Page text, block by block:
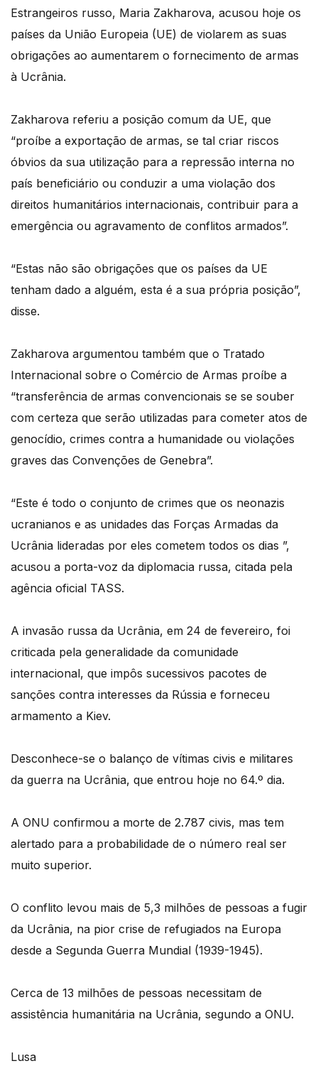
Estrangeiros russo, Maria Zakharova, acusou hoje os
países da União Europeia (UE) de violarem as suas
obrigações ao aumentarem o fornecimento de armas
à Ucrânia.
Zakharova referiu a posição comum da UE, que
“proíbe a exportação de armas, se tal criar riscos
óbvios da sua utilização para a repressão interna no
país beneficiário ou conduzir a uma violação dos
direitos humanitários internacionais, contribuir para a
emergência ou agravamento de conflitos armados”.
“Estas não são obrigações que os países da UE
tenham dado a alguém, esta é a sua própria posição”,
disse.
Zakharova argumentou também que o Tratado
Internacional sobre o Comércio de Armas proíbe a
“transferência de armas convencionais se se souber
com certeza que serão utilizadas para cometer atos de
genocídio, crimes contra a humanidade ou violações
graves das Convenções de Genebra”.
“Este é todo o conjunto de crimes que os neonazis
ucranianos e as unidades das Forças Armadas da
Ucrânia lideradas por eles cometem todos os dias ”,
acusou a porta-voz da diplomacia russa, citada pela
agência oficial TASS.
A invasão russa da Ucrânia, em 24 de fevereiro, foi
criticada pela generalidade da comunidade
internacional, que impôs sucessivos pacotes de
sanções contra interesses da Rússia e forneceu
armamento a Kiev.
Desconhece-se o balanço de vítimas civis e militares
da guerra na Ucrânia, que entrou hoje no 64.º dia.
A ONU confirmou a morte de 2.787 civis, mas tem
alertado para a probabilidade de o número real ser
muito superior.
O conflito levou mais de 5,3 milhões de pessoas a fugir
da Ucrânia, na pior crise de refugiados na Europa
desde a Segunda Guerra Mundial (1939-1945).
Cerca de 13 milhões de pessoas necessitam de
assistência humanitária na Ucrânia, segundo a ONU.
Lusa